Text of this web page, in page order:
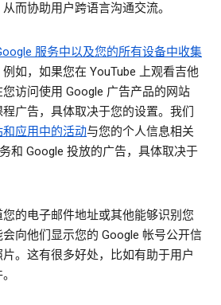
而协助用户跨语言沟通交流。
服务中以及您的所有设备中收集
如，如果您在 YouTube 上观看吉他
访问使用 Google 广告产品的网站
广告，具体取决于您的设置。我们
应用中的活动与您的个人信息相关
和 Google 投放的广告，具体取决于
的电子邮件地址或其他能够识别您
向他们显示您的 Google 帐号公开信
。这有很多好处，比如有助于用户